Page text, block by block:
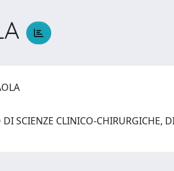
SCIENZE CLINICO-CHIRURGICHE,